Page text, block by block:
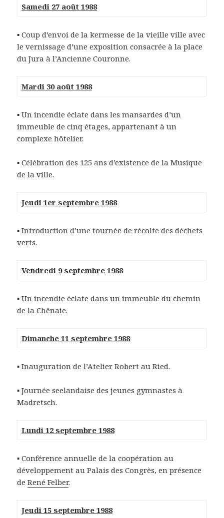
Samedi 27 août 1988
▪ Coup d’envoi de la kermesse de la vieille ville avec
le vernissage d’une exposition consacrée à la place
du Jura à l’Ancienne Couronne.
Mardi 30 août 1988
▪ Un incendie éclate dans les mansardes d’un
immeuble de cinq étages, appartenant à un
complexe hôtelier.
▪ Célébration des 125 ans d’existence de la Musique
de la ville.
Jeudi 1er septembre 1988
▪ Introduction d’une tournée de récolte des déchets
verts.
Vendredi 9 septembre 1988
▪ Un incendie éclate dans un immeuble du chemin
de la Chênaie.
Dimanche 11 septembre 1988
▪ Inauguration de l’Atelier Robert au Ried.
▪ Journée seelandaise des jeunes gymnastes à
Madretsch.
Lundi 12 septembre 1988
▪ Conférence annuelle de la coopération au
développement au Palais des Congrès, en présence
deRené Felber.
Jeudi 15 septembre 1988